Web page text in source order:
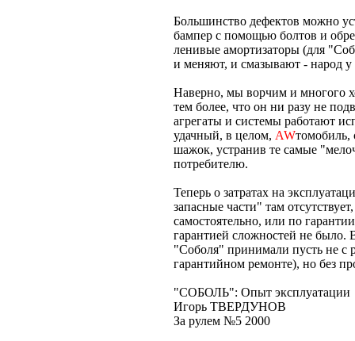
Большинство дефектов можно
бампер с помощью болтов и
ленивые амортизаторы (для
и меняют, и смазывают - народ
Наверно, мы ворчим и многого
тем более, что он ни разу не
агрегаты и системы работают
удачный, в целом, AWтомобиль,
шажок, устранив те самые
потребителю.
Теперь о затратах на
запасные части" там
самостоятельно, или по
гарантией сложностей не
"Соболя" принимали пусть не с
гарантийном ремонте), но без
"СОБОЛЬ": Опыт эксплуатации
Игорь ТВЕРДУНОВ
За рулем №5 2000